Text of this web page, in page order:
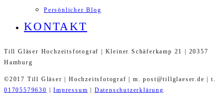
Persönlicher Blog
KONTAKT
Till Gläser Hochzeitsfotograf | Kleiner Schäferkamp 21 | 20357
Hamburg
©2017 Till Gläser | Hochzeitsfotograf | m. post@tillglaeser.de | t.
01705579630
|Impressum Datenschutzerklärung